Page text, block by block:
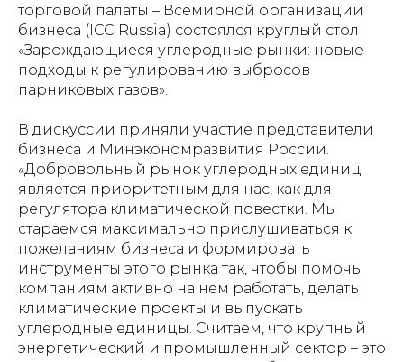
торговой палаты – Всемирной организации
бизнеса (ICC Russia) состоялся круглый стол
«Зарождающиеся углеродные рынки: новые
подходы к регулированию выбросов
парниковых газов».
В дискуссии приняли участие представители
бизнеса и Минэкономразвития России.
«Добровольный рынок углеродных единиц
является приоритетным для нас, как для
регулятора климатической повестки. Мы
стараемся максимально прислушиваться к
пожеланиям бизнеса и формировать
инструменты этого рынка так, чтобы помочь
компаниям активно на нем работать, делать
климатические проекты и выпускать
углеродные единицы. Считаем, что крупный
энергетический и промышленный сектор – это